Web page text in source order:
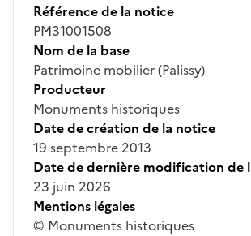
Référence de la notice
PM31001508
Nom de la base
Patrimoine mobilier (Palissy)
Producteur
Monuments historiques
Date de création de la notice
19 septembre 2013
Date de dernière modification de
23 juin 2026
Mentions légales
© Monuments historiques